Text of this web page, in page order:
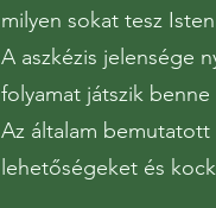
milyen sokat tesz
A aszkézis jelensége
folyamat játszik
Az általam
lehetőségeket és